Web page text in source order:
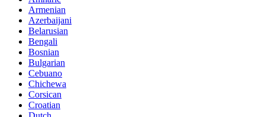
Armenian
Azerbaijani
Belarusian
Bengali
Bosnian
Bulgarian
Cebuano
Chichewa
Corsican
Croatian